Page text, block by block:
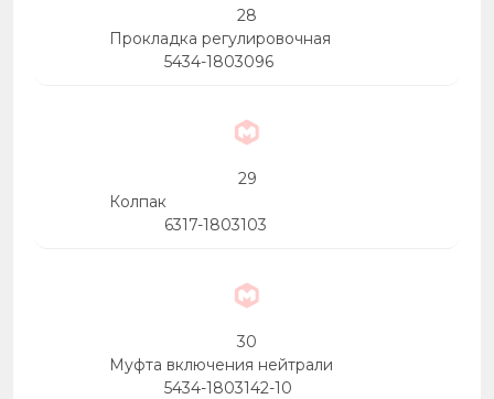
28
Прокладка регулировочная
5434-1803096
29
Колпак
6317-1803103
30
Муфта включения нейтрали
5434-1803142-10